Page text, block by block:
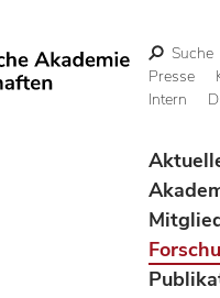
Suche
Presse
Intern